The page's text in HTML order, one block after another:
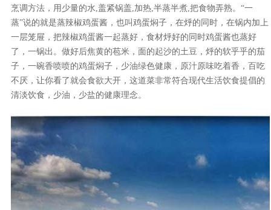
烹调方法，用少量的水,盖紧锅盖,加热,半蒸半煮,把食物弄熟。“一
蒸”说的就是蒸辣椒鸡蛋酱，也叫鸡蛋焖子，在烀的同时，在锅内加上
一层笼屉，把辣椒鸡蛋酱一起蒸好，食材烀好的同时鸡蛋酱也蒸好
了，一锅出。做好后焦黄的苞米，面的起沙的土豆，烀的软乎乎的茄
子，一碗香喷喷的鸡蛋焖子，少油绿色健康，原汁原味吃着香，百吃
不厌，让你看了就会食欲大开，这道菜非常符合现代生活饮食提倡的
清淡饮食，少油，少盐的健康理念。